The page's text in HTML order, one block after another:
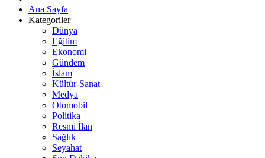
Ana Sayfa
Kategoriler
Dünya
Eğitim
Ekonomi
Gündem
İslam
Kültür-Sanat
Medya
Otomobil
Politika
Resmi İlan
Sağlık
Seyahat